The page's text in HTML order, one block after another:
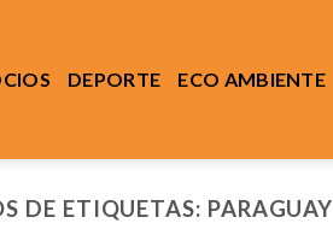
DEPORTE ECO AMBIENTE
DE ETIQUETAS: PARAGUAY